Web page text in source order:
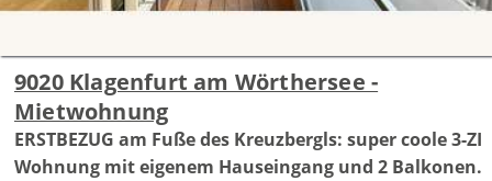
9020 Klagenfurt am Wörthersee -
Mietwohnung
ERSTBEZUG am Fuße des Kreuzbergls: super coole 3-ZI
Wohnung mit eigenem Hauseingang und 2 Balkonen.